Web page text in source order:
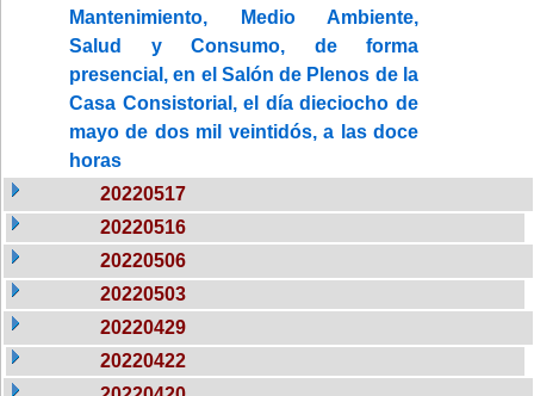
Mantenimiento, Medio Ambiente,
Salud y Consumo, de forma
presencial, en el Salón de Plenos de la
Casa Consistorial, el día dieciocho de
mayo de dos mil veintidós, a las doce
horas
20220517
20220516
20220506
20220503
20220429
20220422